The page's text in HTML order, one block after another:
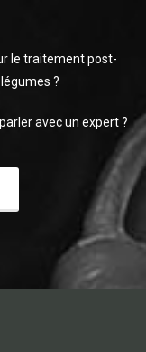
le traitement post-
?
avec un expert ?